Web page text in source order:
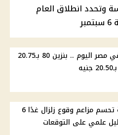
وتحدد انطلاق العام
أسعار الوقود في مصر اليوم .. بنزين 80 بـ20.75
البحوث الفلكية تحسم مزاعم وقوع زلزال غدًا 6
علمي على التوقعات